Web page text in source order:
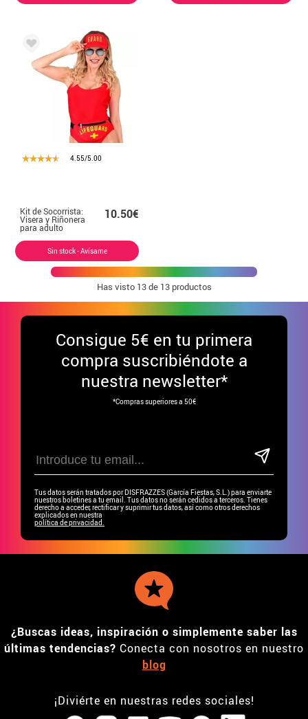
4.55/5.00
Kit de Socorrista:
Visera y Riñonera
para adulto
10.50€
Sin stock - Avísame
Has visto 13de 13 productos
Consigue 5€ en tu primera
compra suscribiéndote a
nuestra newsletter*
*Compras superiores a 50€
Tus datos serán tratados por DISFRAZZES (García Fiestas, S.L.) para enviarte
nuestros boletines a tu email. Tus datos no serán cedidos a terceros. Tienes
derecho a acceder, rectificar y suprimir tus datos, así como otros derechos
explicados en nuestra
política de privacidad.
¿Buscas ideas, inspiración o simplemente saber las
últimas tendencias? Conecta con nosotros en nuestro
blog
¡Diviérte en nuestras redes sociales!